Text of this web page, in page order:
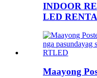
INDOOR
LED
Maayong